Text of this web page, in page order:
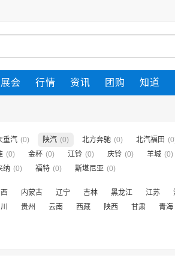
展会 行情 资讯 团购 知道
重汽 (0) 陕汽 (0) 北方奔驰 (0) 北汽福田
(0) 金杯 (0) 江铃 (0) 庆铃 (0) 羊城 (0)
纳 (0) 福特 (0) 斯堪尼亚 (0)
内蒙古 辽宁 吉林 黑龙江 江苏
贵州 云南 西藏 陕西 甘肃 青海